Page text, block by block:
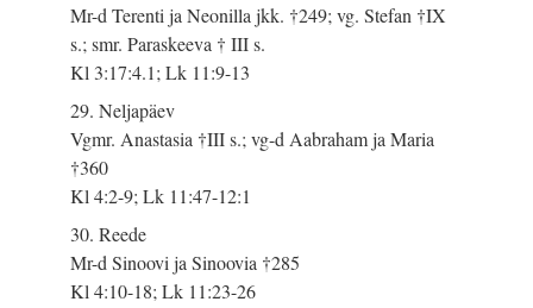
Mr-d Terenti ja Neonilla jkk. †249; vg. Stefan †IX
s.; smr. Paraskeeva † III s.
Kl 3:17:4.1; Lk 11:9-13
29. Neljapäev
Vgmr. Anastasia †III s.; vg-d Aabraham ja Maria
†360
Kl 4:2-9; Lk 11:47-12:1
30. Reede
Mr-d Sinoovi ja Sinoovia †285
Kl 4:10-18; Lk 11:23-26